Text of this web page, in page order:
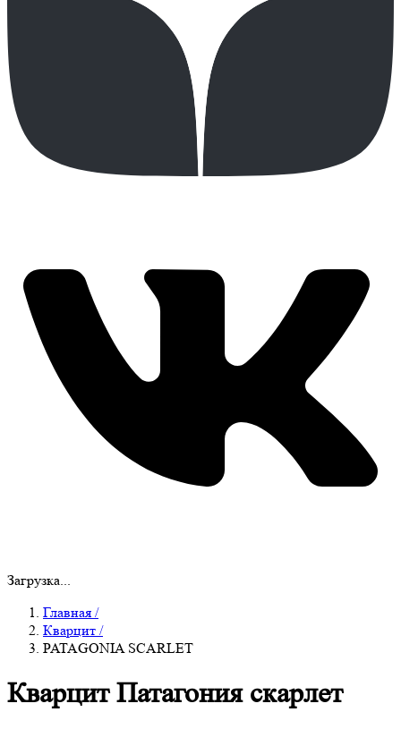
Загрузка...
Главная /
Кварцит /
PATAGONIA SCARLET
Кварцит Патагония скарлет